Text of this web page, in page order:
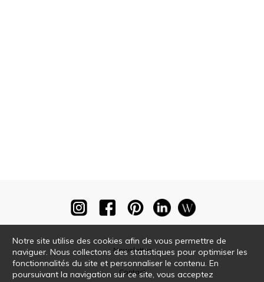
Newsletter
Contact
Notre site utilise des cookies afin de vous permettre de
naviguer. Nous collectons des statistiques pour optimiser les
fonctionnalités du site et personnaliser le contenu. En
poursuivant la navigation sur ce site, vous acceptez